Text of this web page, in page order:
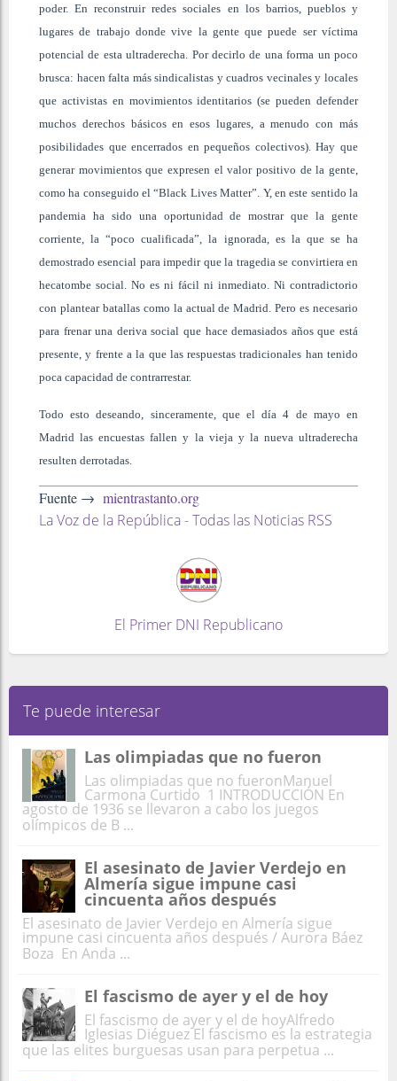
poder. En reconstruir redes sociales en los barrios, pueblos y
lugares de trabajo donde vive la gente que puede ser víctima
potencial de esta ultraderecha. Por decirlo de una forma un poco
brusca: hacen falta más sindicalistas y cuadros vecinales y locales
que activistas en movimientos identitarios (se pueden defender
muchos derechos básicos en esos lugares, a menudo con más
posibilidades que encerrados en pequeños colectivos). Hay que
generar movimientos que expresen el valor positivo de la gente,
como ha conseguido el “Black Lives Matter”. Y, en este sentido la
pandemia ha sido una oportunidad de mostrar que la gente
corriente, la “poco cualificada”, la ignorada, es la que se ha
demostrado esencial para impedir que la tragedia se convirtiera en
hecatombe social. No es ni fácil ni inmediato. Ni contradictorio
con plantear batallas como la actual de Madrid. Pero es necesario
para frenar una deriva social que hace demasiados años que está
presente, y frente a la que las respuestas tradicionales han tenido
poca capacidad de contrarrestar.
Todo esto deseando, sinceramente, que el día 4 de mayo en
Madrid las encuestas fallen y la vieja y la nueva ultraderecha
resulten derrotadas.
Fuente → mientrastanto.org
La Voz de la República - Todas las Noticias RSS
El Primer DNI Republicano
Te puede interesar
Las olimpiadas que no fueron
Las olimpiadas que no fueronManuel
Carmona Curtido 1 INTRODUCCIÓN En
agosto de 1936 se llevaron a cabo los juegos
olímpicos de B ...
El asesinato de Javier Verdejo en
Almería sigue impune casi
cincuenta años después
El asesinato de Javier Verdejo en Almería sigue
impune casi cincuenta años después / Aurora Báez
Boza En Anda ...
El fascismo de ayer y el de hoy
El fascismo de ayer y el de hoyAlfredo
Iglesias Diéguez El fascismo es la estrategia
que las elites burguesas usan para perpetua ...